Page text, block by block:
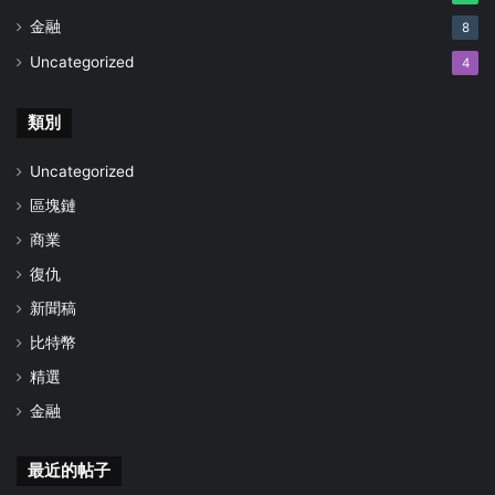
金融 8
Uncategorized 4
類別
Uncategorized
區塊鏈
商業
復仇
新聞稿
比特幣
精選
金融
最近的帖子